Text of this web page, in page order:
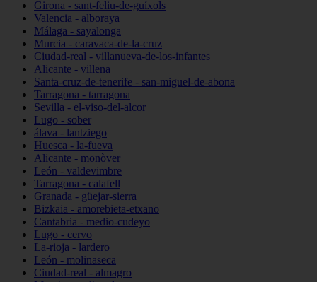
Girona - sant-feliu-de-guíxols
Valencia - alboraya
Málaga - sayalonga
Murcia - caravaca-de-la-cruz
Ciudad-real - villanueva-de-los-infantes
Alicante - villena
Santa-cruz-de-tenerife - san-miguel-de-abona
Tarragona - tarragona
Sevilla - el-viso-del-alcor
Lugo - sober
álava - lantziego
Huesca - la-fueva
Alicante - monòver
León - valdevimbre
Tarragona - calafell
Granada - güejar-sierra
Bizkaia - amorebieta-etxano
Cantabria - medio-cudeyo
Lugo - cervo
La-rioja - lardero
León - molinaseca
Ciudad-real - almagro